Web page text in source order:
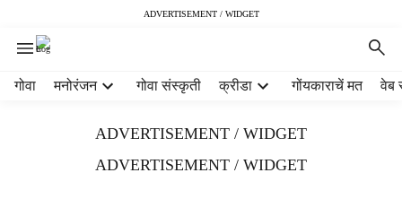
ADVERTISEMENT / WIDGET
गोवा मनोरंजन गोवा संस्कृती क्रीडा गोंयकाराचें मत वेब
ADVERTISEMENT / WIDGET
ADVERTISEMENT / WIDGET